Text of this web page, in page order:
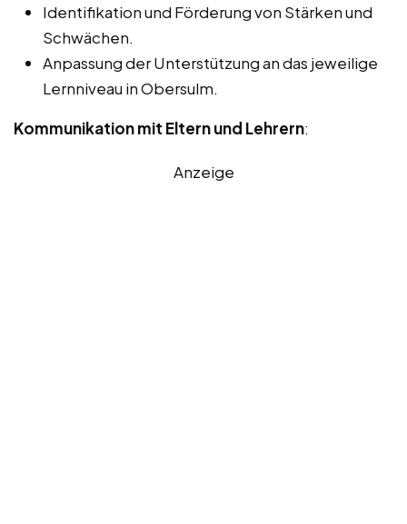
Identifikation und Förderung von Stärken und
Schwächen.
Anpassung der Unterstützung an das jeweilige
Lernniveau in Obersulm.
Kommunikation mit Eltern und Lehrern:
Anzeige